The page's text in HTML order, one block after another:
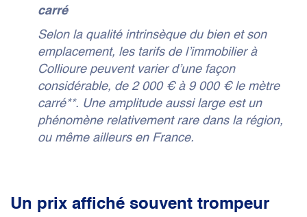
carré
Selon la qualité intrinsèque du bien et son
emplacement, les tarifs de l’immobilier à
Collioure peuvent varier d’une façon
considérable, de 2 000 € à 9 000 € le mètre
carré**. Une amplitude aussi large est un
phénomène relativement rare dans la région,
ou même ailleurs en France.
Un prix affiché souvent trompeur